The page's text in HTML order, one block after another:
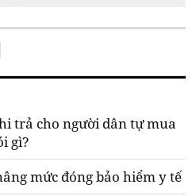
trả cho người dân tự mua
gì?
mức đóng bảo hiểm y tế